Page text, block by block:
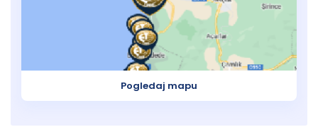
Pogledaj mapu